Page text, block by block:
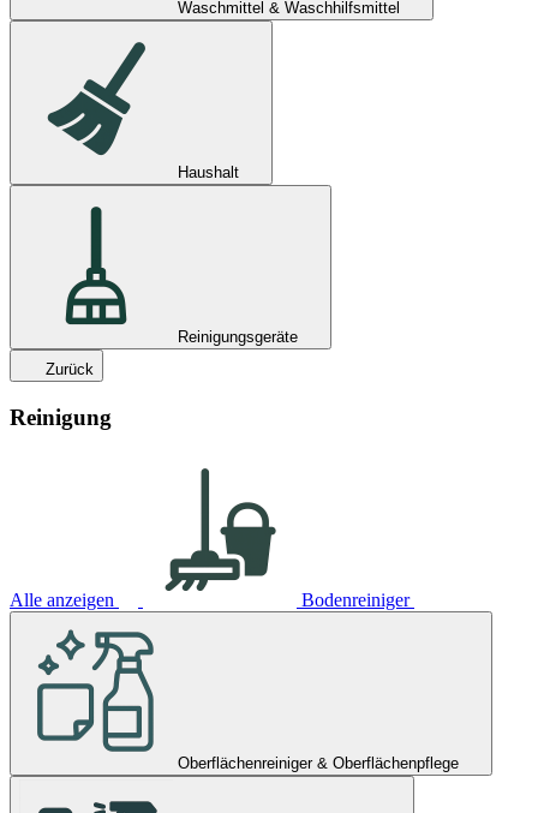
Waschmittel & Waschhilfsmittel
Haushalt
Reinigungsgeräte
Zurück
Reinigung
Alle anzeigen Bodenreiniger
Oberflächenreiniger & Oberflächenpflege